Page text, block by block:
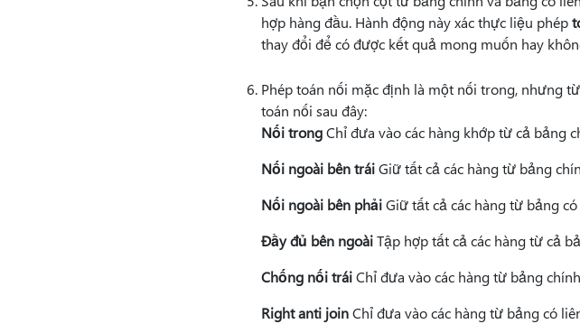
hợp hàng đầu. Hành động này xác thực liệu phép
thay đổi để có được kết quả mong muốn hay
Phép toán nối mặc định là một nối trong, nhưng
toán nối sau đây:
Nối trongChỉ đưa vào các hàng khớp từ cả bảng
Nối ngoài bên tráiGiữ tất cả các hàng từ bảng
Nối ngoài bên phảiGiữ tất cả các hàng từ bảng
Đầy đủ bên ngoàiTập hợp tất cả các hàng từ cả
Chống nối tráiChỉ đưa vào các hàng từ bảng
Right anti joinChỉ đưa vào các hàng từ bảng có